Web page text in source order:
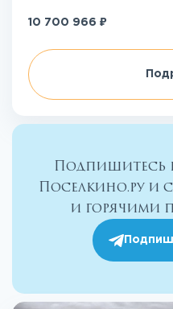
10 700 966 ₽
Подпишитесь
Поселкино.ру и
и горячими